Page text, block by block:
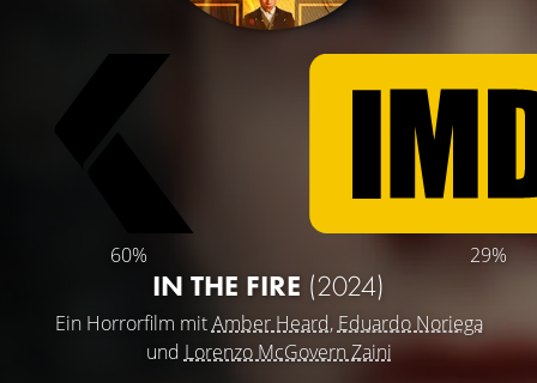
60% 29%
IN THE FIRE (2024)
Ein Horrorfilm mitAmber Heard, Eduardo Noriega
und Lorenzo McGovern Zaini